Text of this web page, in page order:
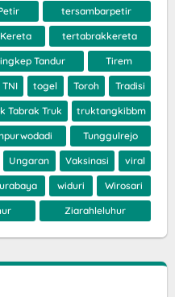
tersambarpetir
tertabrakkereta
Tandur Tirem
TNI togel Toroh Tradisi
Tabrak Truk truktangkibbm
Tunggulrejo
Ungaran Vaksinasi viral
widuri Wirosari
Ziarahleluhur